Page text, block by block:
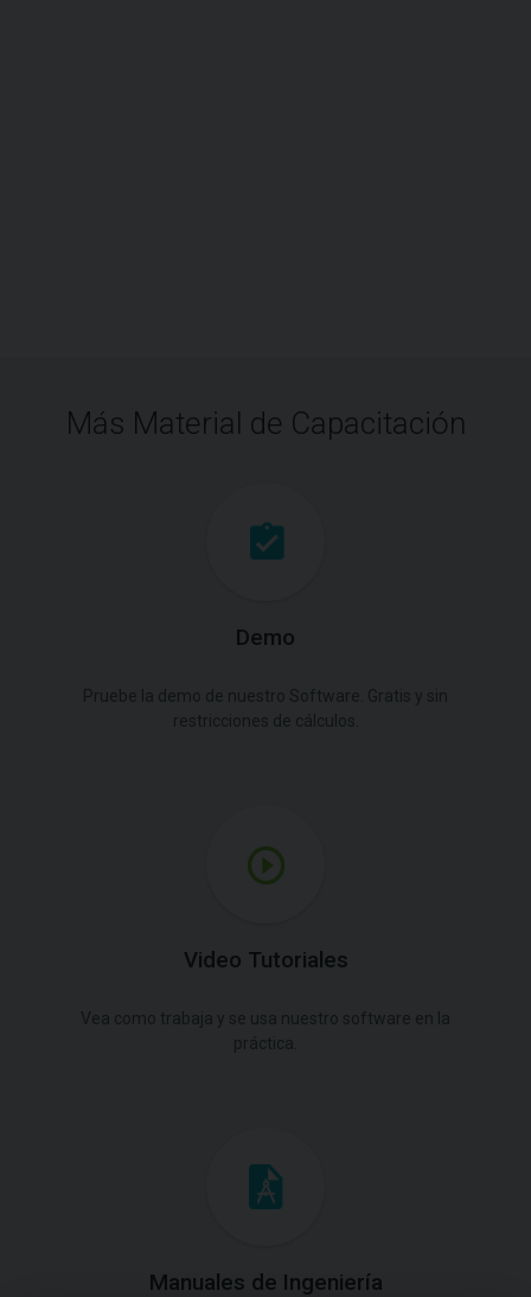
Más Material de Capacitación
Demo
Video Tutoriales
Manuales de Ingeniería